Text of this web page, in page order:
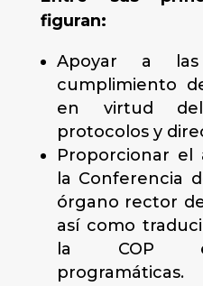
figuran:
Apoyar a
cumplimiento
en virtud del
protocolos y
Proporcionar el
la Conferencia
órgano rector
así como
la COP
programáticas.